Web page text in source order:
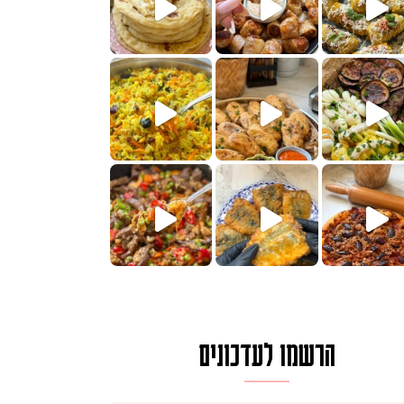
לכם ונראה
הימים ולכבוד שבת קודשלמתכון
מתכון ראש
אורז חביתה וירקות, למתכון . המרכי
הרשמו לעדכונים